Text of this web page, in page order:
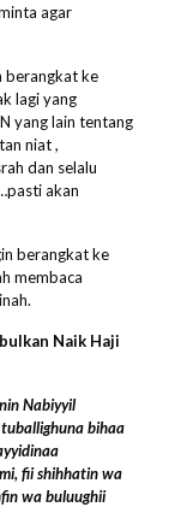
agar
berangkat ke
lagi yang
yang lain tentang
niat ,
dan selalu
akan
berangkat ke
membaca
Naik Haji
Nabiyyil
tuballighuna bihaa
fii shihhatin wa
wa buluughii